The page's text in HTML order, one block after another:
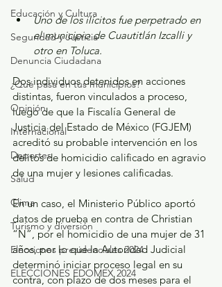
Educación y Cultura
Seguridad y Justicia
Denuncia Ciudadana
¿Qué pasa en tus municipios?
Opinión
Internacional
Deportes
Salud
Clima
Turismo y diversión
Elecciones presidenciales 2024
ELECCIONES EDOMEX 2024
Uno de los ilícitos fue perpetrado en
el municipio de Cuautitlán Izcalli y
otro en Toluca.
Dos individuos detenidos en acciones
distintas, fueron vinculados a proceso,
luego de que la Fiscalía General de
Justicia del Estado de México (FGJEM)
acreditó su probable intervención en los
delitos de homicidio calificado en agravio
de una mujer y lesiones calificadas.
En un caso, el Ministerio Público aportó
datos de prueba en contra de Christian
“N”, por el homicidio de una mujer de 31
años, por lo que la Autoridad Judicial
determinó iniciar proceso legal en su
contra, con plazo de dos meses para el